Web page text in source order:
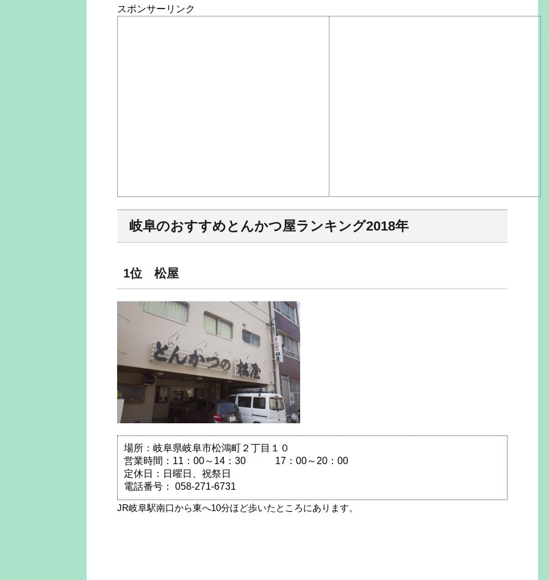
スポンサーリンク
岐阜のおすすめとんかつ屋ランキング2018年
1位 松屋
場所：岐阜県岐阜市松鴻町２丁目１０
営業時間：11：00～14：30 17：00～20：00
定休日：日曜日、祝祭日
電話番号： 058-271-6731
JR岐阜駅南口から東へ10分ほど歩いたところにあります。